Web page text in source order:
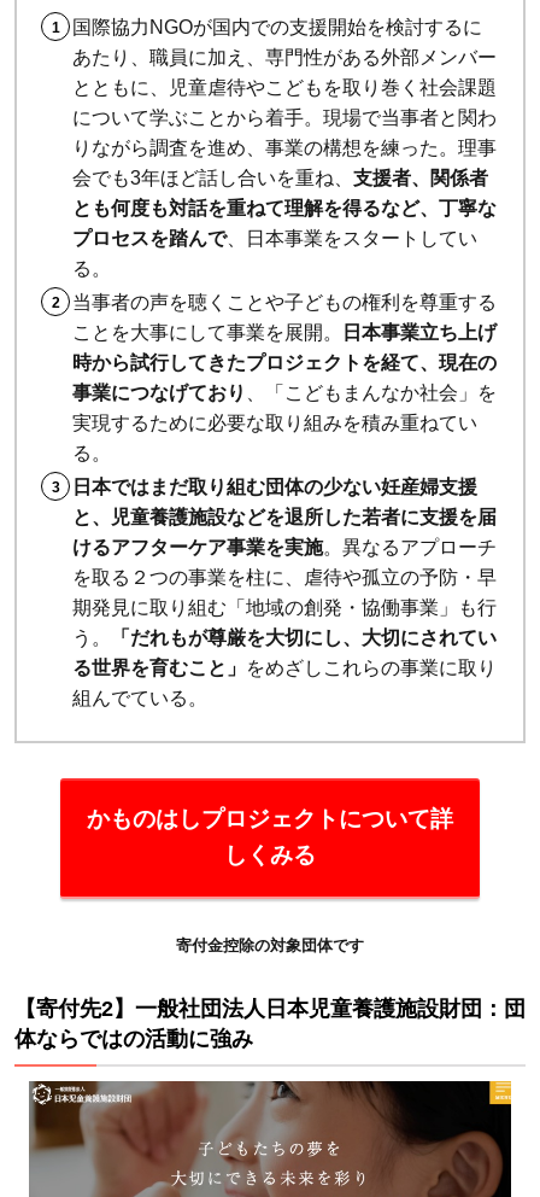
ハー
ベス
ト・
ジャ
パ
ン：
日本
初の
ドバ
ンク
児童
養護
施設
へ寄
付す
る2
つの
方法
は？
1】
3.2
【方
法
2】
児童
国際協力NGOが国内での支援開始を検討するに
あたり、職員に加え、専門性がある外部メンバー
とともに、児童虐待やこどもを取り巻く社会課題
について学ぶことから着手。現場で当事者と関わ
りながら調査を進め、事業の構想を練った。理事
会でも3年ほど話し合いを重ね、支援者、関係者
とも何度も対話を重ねて理解を得るなど、丁寧な
プロセスを踏んで、日本事業をスタートしてい
る。
当事者の声を聴くことや子どもの権利を尊重する
ことを大事にして事業を展開。
日本事業立ち上げ
時から試行してきたプロジェクトを経て、現在の
事業につなげており
、「こどもまんなか社会」を
実現するために必要な取り組みを積み重ねてい
る。
日本ではまだ取り組む団体の少ない妊産婦支援
と、児童養護施設などを退所した若者に支援を届
けるアフターケア事業を実施。異なるアプローチ
を取る２つの事業を柱に、虐待や孤立の予防・早
期発見に取り組む「地域の創発・協働事業」も行
う。
「だれもが尊厳を大切にし、大切にされてい
る世界を育むこと」 をめざしこれらの事業に取り
組んでている。
かものはしプロジェクトについて詳
しくみる
寄付金控除の対象団体です
【寄付先2】一般社団法人日本児童養護施設財団：団
体ならではの活動に強み